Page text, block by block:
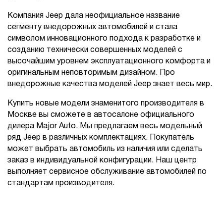
Компания Jeep дала неофициальное название
сегменту внедорожных автомобилей и стала
символом инновационного подхода к разработке и
созданию технически совершенных моделей с
высочайшим уровнем эксплуатационного комфорта и
оригинальным неповторимым дизайном. Про
внедорожные качества моделей Jeep знает весь мир.
Купить новые модели знаменитого производителя в
Москве вы сможете в автосалоне официального
дилера Major Auto. Мы предлагаем весь модельный
ряд Jeep в различных комплектациях. Покупатель
может выбрать автомобиль из наличия или сделать
заказ в индивидуальной конфигурации. Наш центр
выполняет сервисное обслуживание автомобилей по
стандартам производителя.